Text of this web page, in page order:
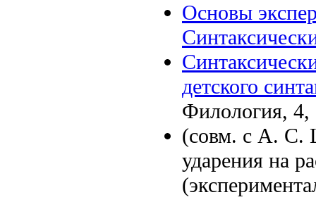
Основы
детского
Филология, 4,
(совм. с А. С.
ударения на